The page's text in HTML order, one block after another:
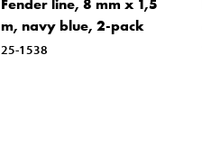
Fender line, 8 mm x 1,5
m, navy blue, 2-pack
25-1538